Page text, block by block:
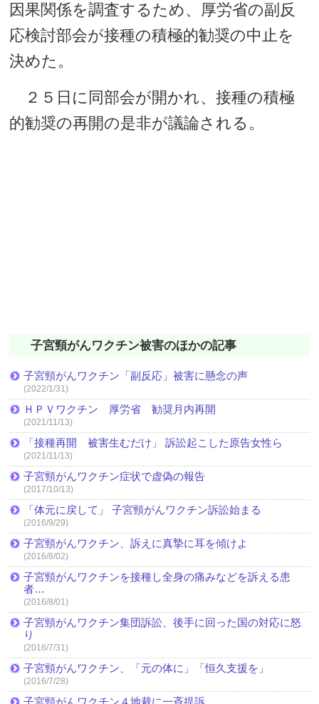
因果関係を調査するため、厚労省の副反
応検討部会が接種の積極的勧奨の中止を
決めた。
２５日に同部会が開かれ、接種の積極
的勧奨の再開の是非が議論される。
子宮頸がんワクチン被害のほかの記事
子宮頸がんワクチン「副反応」被害に懸念の声
(2022/1/31)
ＨＰＶワクチン 厚労省 勧奨月内再開
(2021/11/13)
「接種再開 被害生むだけ」 訴訟起こした原告女性ら
(2021/11/13)
子宮頸がんワクチン症状で虚偽の報告
(2017/10/13)
「体元に戻して」 子宮頸がんワクチン訴訟始まる
(2016/9/29)
子宮頸がんワクチン、訴えに真摯に耳を傾けよ
(2016/8/02)
子宮頸がんワクチンを接種し全身の痛みなどを訴える患
者…
(2016/8/01)
子宮頸がんワクチン集団訴訟、後手に回った国の対応に怒
り
(2016/7/31)
子宮頸がんワクチン、「元の体に」「恒久支援を」
(2016/7/28)
子宮頸がんワクチン４地裁に一斉提訴